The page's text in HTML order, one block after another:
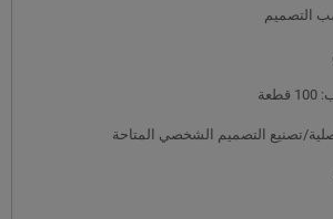
التصميم
تصنيع التصميم الشخصي المتاحة